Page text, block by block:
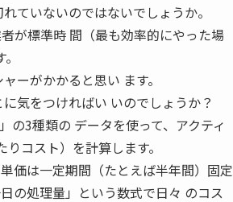
ていないのではないでしょうか。
が標準時 間（最も効率的にやった場
ーがかかると思い ます。
気をつければい いのでしょうか？
の3種類の データを使って、アクティ
コスト）を計算します。
価は一定期間（たとえば半年間）固定
の処理量」という数式で日々 のコス